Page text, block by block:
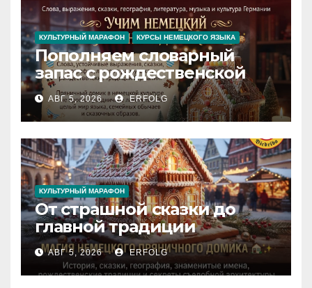
КУЛЬТУРНЫЙ МАРАФОН КУРСЫ НЕМЕЦКОГО ЯЗЫКА
Пополняем словарный
запас с рождественской
сказкой! Учим немецкий
вместе с Lebkuchenhaus
АВГ 5, 2026 ERFOLG
КУЛЬТУРНЫЙ МАРАФОН
От страшной сказки до
главной традиции
Рождества: секреты
немецкого пряничного
домика!
АВГ 5, 2026 ERFOLG